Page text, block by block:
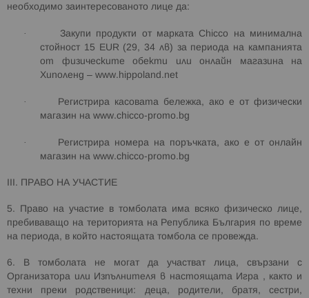
необходимо заинтересованото лице да:
· Закупи продукти от марката Chicco
на минимална
стойност 15 EUR (29, 34 лв) за периода на кампанията
от физическите обекти или онлайн магазина на
Хиполенд – www. hippoland .net
· Регистрира касовата бележка, ако е от физически
магазин на www.chicco-promo. bg
·
Регистрира номера на поръчката, ако е от онлайн
магазин на www.chicco-promo. bg
. ПРАВО НА УЧАСТИЕ
5. Право на участие в томболата има всяко физическо лице,
пребиваващо на територията на Република България по време
на периода, в който настоящата томбола се провежда.
6. В томболата не могат да участват лица, свързани с
Организатора или Изпълнителя в настоящата Игра , както и
техни преки родственици: деца, родители, братя, сестри,